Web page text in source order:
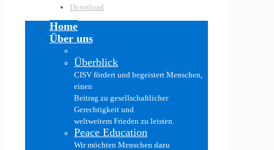
Download
Home
Über uns
Überblick
CISV fördert und begeistert Menschen,
einen
Beitrag zu gesellschaftlicher
Gerechtigkeit und
weltweitem Frieden zu leisten.
Peace Education
Wir möchten Menschen dazu